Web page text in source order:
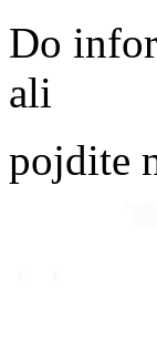
Do
ali
pojdite